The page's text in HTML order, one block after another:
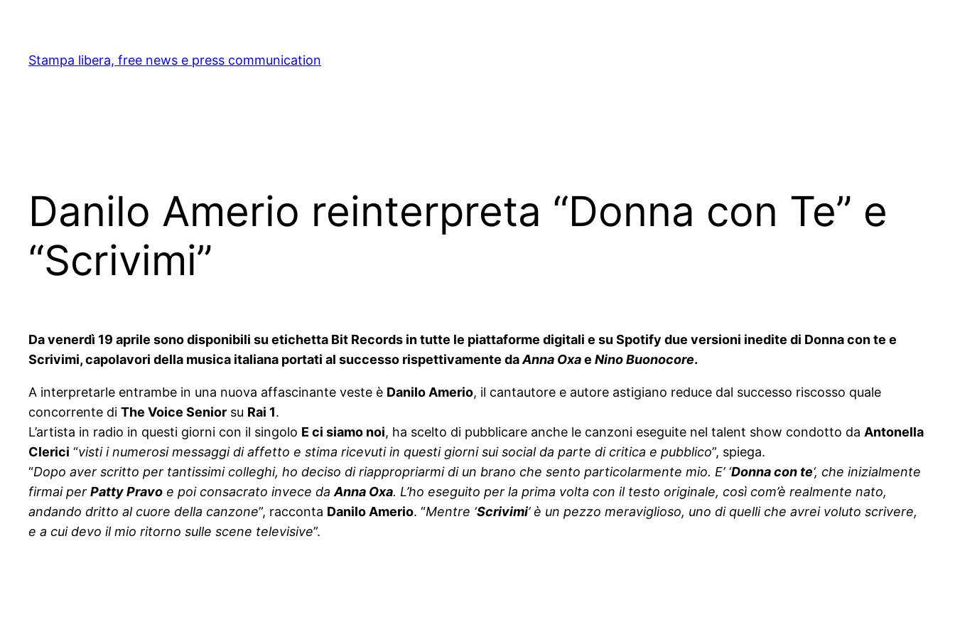
content
Stampa libera, free news e press communication
Danilo Amerio reinterpreta “Donna con Te” e
“Scrivimi”
Da venerdì 19 aprile sono disponibili su etichetta Bit Records in tutte le piattaforme digitali e su Spotify due versioni inedite di Donna con te e
Scrivimi, capolavori della musica italiana portati al successo rispettivamente daAnna Oxae Nino Buonocore.
A interpretarle entrambe in una nuova affascinante veste è Danilo Amerio, il cantautore e autore astigiano reduce dal successo riscosso quale
concorrente di The Voice Senior su Rai 1.
L’artista in radio in questi giorni con il singolo E ci siamo noi, ha scelto di pubblicare anche le canzoni eseguite nel talent show condotto da Antonella
Clerici “visti i numerosi messaggi di affetto e stima ricevuti in questi giorni sui social da parte di critica e pubblico”, spiega.
“Dopo aver scritto per tantissimi colleghi, ho deciso di riappropriarmi di un brano che sento particolarmente mio. E’ ‘Donna con te‘, che inizialmente
firmai per Patty Pravo e poi consacrato invece daAnna Oxa. L’ho eseguito per la prima volta con il testo originale, così com’è realmente nato,
andando dritto al cuore della canzone”, racconta Danilo Amerio. “Mentre ‘Scrivimi’ è un pezzo meraviglioso, uno di quelli che avrei voluto scrivere,
e a cui devo il mio ritorno sulle scene televisive”.